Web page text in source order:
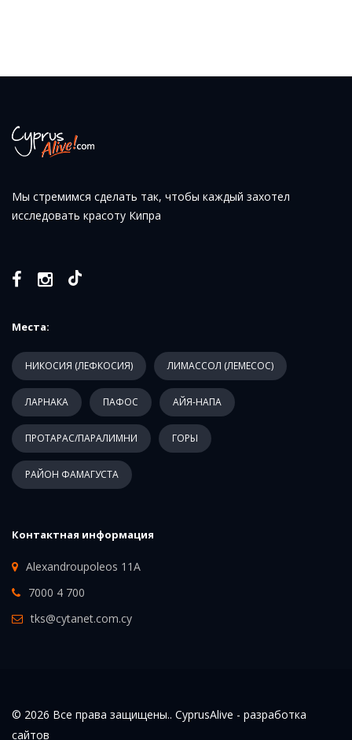
Мы стремимся сделать так, чтобы каждый захотел
исследовать красоту Кипра
Места:
НИКОСИЯ (ЛЕФКОСИЯ) ЛИМАССОЛ (ЛЕМЕСОС)
ЛАРНАКА ПАФОС АЙЯ-НАПА
ПРОТАРАС/ПАРАЛИМНИ ГОРЫ
РАЙОН ФАМАГУСТА
Контактная информация
Alexandroupoleos 11A
7000 4 700
tks@cytanet.com.cy
© 2026 Все права защищены.. CyprusAlive - разработка
сайтов